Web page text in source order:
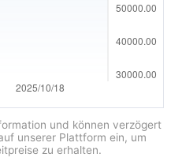
und können verzögert
unserer Plattform ein, um
zu erhalten.